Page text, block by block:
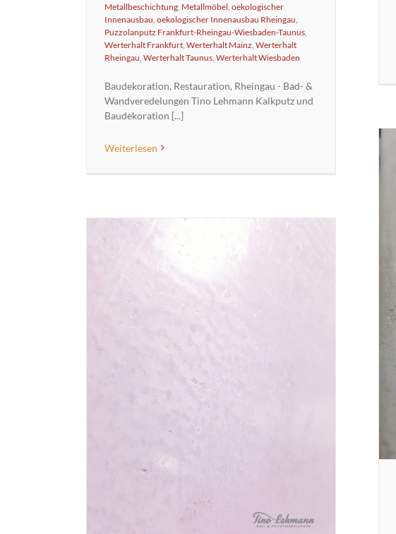
Metallbeschichtung Metallmöbel oekologischer
Innenausbau oekologischer Innenausbau Rheingau
Puzzolanputz Frankfurt-Rheingau-Wiesbaden-Taunus
Werterhalt Frankfurt Werterhalt Mainz Werterhalt
Rheingau Werterhalt Taunus Werterhalt Wiesbaden
Baudekoration, Restauration, Rheingau - Bad- &
Wandveredelungen Tino Lehmann Kalkputz und
Baudekoration [...]
Weiterlesen